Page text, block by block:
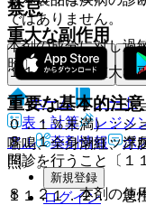
禁忌
本剤の成分に対し過
照〕。
重要な基本的注意
８．１． ショック
問診を行うこと〔１
８．２． 本剤の使
重大な副作用
１１．１． 重大な
１１．１．１． シ
０．１％未満）：シ
喘鳴、全身潮紅、浮
照〕。
１１．１．２． 急
ではありません。
ホーム
ノート
表・計算
レジメ
アル
薬剤情報 ポ
新規登録
ログイン